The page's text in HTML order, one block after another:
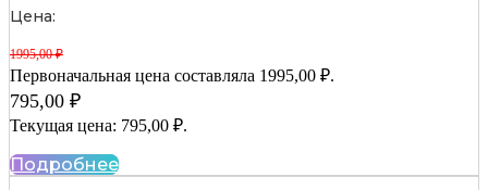
Цена:
1995,00₽
Первоначальная цена составляла 1995,00 ₽.
795,00 ₽
Текущая цена: 795,00 ₽.
Подробнее